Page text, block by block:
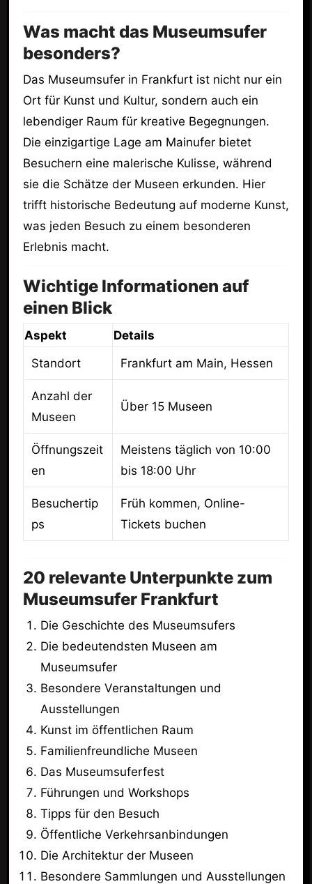
Was macht das Museumsufer
besonders?
Das Museumsufer in Frankfurt ist nicht nur ein
Ort für Kunst und Kultur, sondern auch ein
lebendiger Raum für kreative Begegnungen.
Die einzigartige Lage am Mainufer bietet
Besuchern eine malerische Kulisse, während
sie die Schätze der Museen erkunden. Hier
trifft historische Bedeutung auf moderne Kunst,
was jeden Besuch zu einem besonderen
Erlebnis macht.
Wichtige Informationen auf
einen Blick
Aspekt
Details
Standort
Frankfurt am Main, Hessen
Anzahl der
Museen
Über 15 Museen
Öffnungszeit
en
Meistens täglich von 10:00
bis 18:00 Uhr
Besuchertip
ps
Früh kommen, Online-
Tickets buchen
20 relevante Unterpunkte zum
Museumsufer Frankfurt
Die Geschichte des Museumsufers
Die bedeutendsten Museen am
Museumsufer
Besondere Veranstaltungen und
Ausstellungen
Kunst im öffentlichen Raum
Familienfreundliche Museen
Das Museumsuferfest
Führungen und Workshops
Tipps für den Besuch
Öffentliche Verkehrsanbindungen
Die Architektur der Museen
Besondere Sammlungen und Ausstellungen